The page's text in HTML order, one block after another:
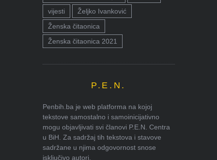
vijesti
Željko Ivanković
Ženska čitaonica
Ženska čitaonica 2021
P.E.N.
Penbih.ba je web platforma na kojoj
tekstove samostalno i samoinicijativno
mogu objavljivati svi članovi P.E.N. Centra
u BiH. Za sadržaj tih tekstova i stavove
sadržane u njima odgovornost snose
isključivo autori.